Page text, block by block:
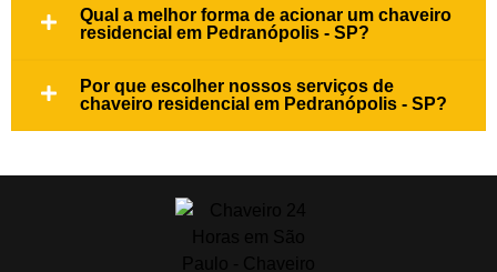
Qual a melhor forma de acionar um chaveiro
residencial em Pedranópolis - SP?
Por que escolher nossos serviços de
chaveiro residencial em Pedranópolis - SP?